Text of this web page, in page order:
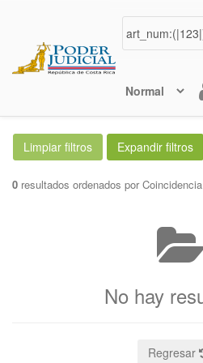
0 resultados ordenados por Coincidencia
No hay
Regresar